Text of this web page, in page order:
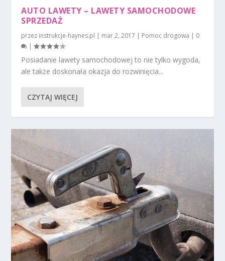
AUTO LAWETY – LAWETY SAMOCHODOWE
SPRZEDAŻ
przez instrukcje-haynes.pl | mar 2, 2017 | Pomoc drogowa | 0
|
Posiadanie lawety samochodowej to nie tylko wygoda,
ale także doskonała okazja do rozwinięcia...
CZYTAJ WIĘCEJ